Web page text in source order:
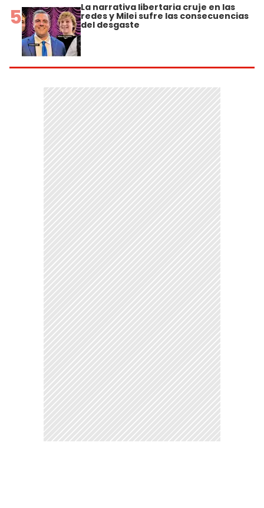
5 La narrativa libertaria cruje en las
redes y Milei sufre las consecuencias
del desgaste